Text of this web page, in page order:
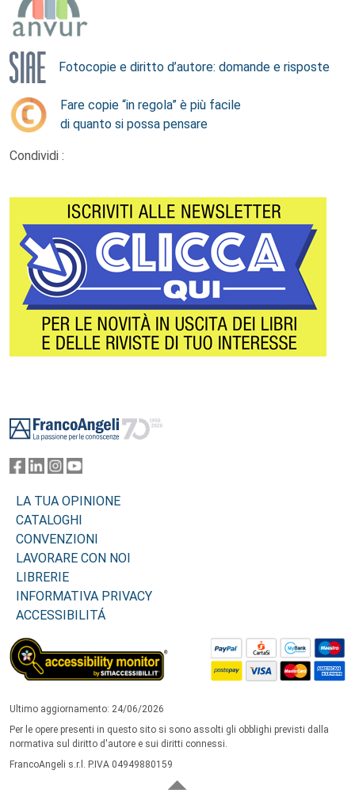
Fotocopie e diritto d’autore: domande e risposte
Fare copie “in regola” è più facile
di quanto si possa pensare
Condividi :
LA TUA OPINIONE
CATALOGHI
CONVENZIONI
LAVORARE CON NOI
LIBRERIE
INFORMATIVA PRIVACY
ACCESSIBILITÁ
Ultimo aggiornamento: 24/06/2026
Per le opere presenti in questo sito si sono assolti gli obblighi previsti dalla
normativa sul diritto d'autore e sui diritti connessi.
FrancoAngeli s.r.l. P.IVA 04949880159